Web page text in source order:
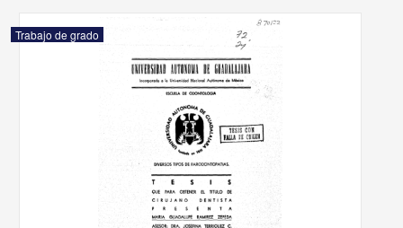
Trabajo de grado